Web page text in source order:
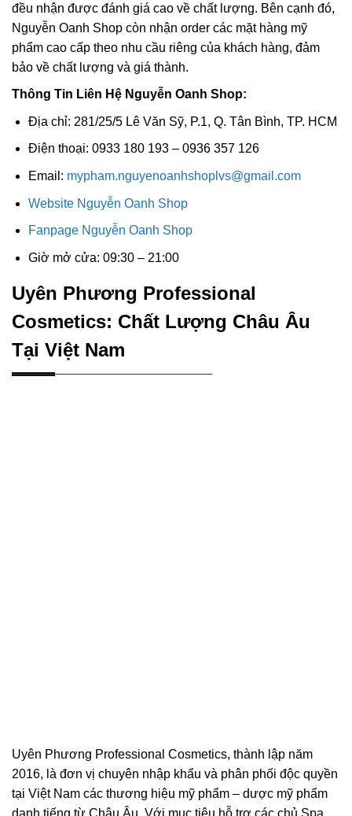
đều nhận được đánh giá cao về chất lượng. Bên cạnh đó,
Nguyễn Oanh Shop còn nhận order các mặt hàng mỹ
phẩm cao cấp theo nhu cầu riêng của khách hàng, đảm
bảo về chất lượng và giá thành.
Thông Tin Liên Hệ Nguyễn Oanh Shop:
Địa chỉ: 281/25/5 Lê Văn Sỹ, P.1, Q. Tân Bình, TP. HCM
Điện thoại: 0933 180 193 – 0936 357 126
Email: mypham.nguyenoanhshoplvs@gmail.com
Website Nguyễn Oanh Shop
Fanpage Nguyễn Oanh Shop
Giờ mở cửa: 09:30 – 21:00
Uyên Phương Professional
Cosmetics: Chất Lượng Châu Âu
Tại Việt Nam
Uyên Phương Professional Cosmetics, thành lập năm
2016, là đơn vị chuyên nhập khẩu và phân phối độc quyền
tại Việt Nam các thương hiệu mỹ phẩm – dược mỹ phẩm
danh tiếng từ Châu Âu. Với mục tiêu hỗ trợ các chủ Spa,